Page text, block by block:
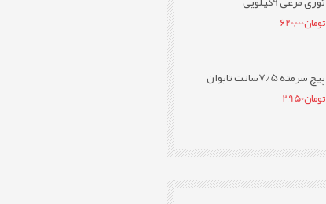
تومان620,000
پیچ سرمته 7/5سانت تایوان
تومان2,950